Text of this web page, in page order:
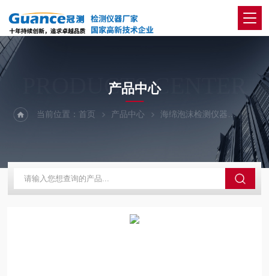
PRODUCTS CENTER
产品中心
当前位置：首页 产品中心 海绵泡沫检测仪器 1000-